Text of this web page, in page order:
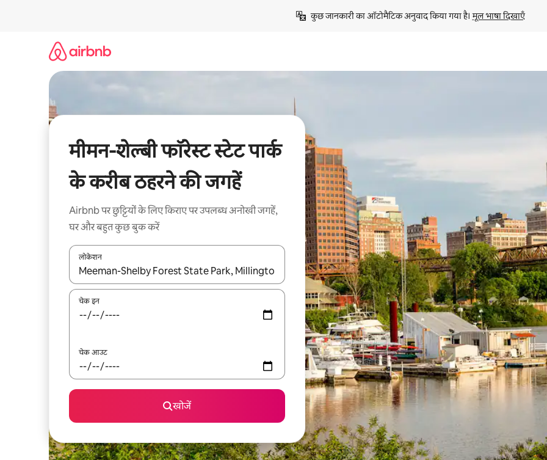
कुछ जानकारी का ऑटोमैटिक अनुवाद किया गया है। मूल भाषा दिखाएँ
मीमन-शेल्बी फॉरेस्ट स्टेट पार्क
के करीब ठहरने की जगहें
Airbnb पर छुट्टियों के लिए किराए पर उपलब्ध अनोखी जगहें,
घर और बहुत कुछ बुक करें
लोकेशन
नतीजों के उपलब्ध होने पर, अप और डाउन 'ऐरो की' का इस्तेमाल करके नेविगेट करें या टच या फिर स्वाइप जेस्चर का इस्तेमाल करके एक्सप्लोर करें।
चेक इन
चेक आउट
खोजें